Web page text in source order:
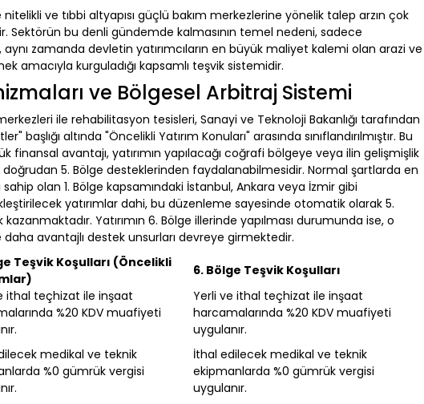
ve tıbbi altyapısı güçlü bakım merkezlerine yönelik talep arzın çok
Sektörün bu denli gündemde kalmasının temel nedeni, sadece
zamanda devletin yatırımcıların en büyük maliyet kalemi olan arazi ve
amacıyla kurguladığı kapsamlı teşvik sistemidir.
ve Bölgesel Arbitraj Sistemi
ile rehabilitasyon tesisleri, Sanayi ve Teknoloji Bakanlığı tarafından
başlığı altında "Öncelikli Yatırım Konuları" arasında sınıflandırılmıştır. Bu
finansal avantajı, yatırımın yapılacağı coğrafi bölgeye veya ilin gelişmişlik
doğrudan 5. Bölge desteklerinden faydalanabilmesidir. Normal şartlarda en
olan 1. Bölge kapsamındaki İstanbul, Ankara veya İzmir gibi
yatırımlar dahi, bu düzenleme sayesinde otomatik olarak 5.
Yatırımın 6. Bölge illerinde yapılması durumunda ise, o
avantajlı destek unsurları devreye girmektedir.
Teşvik Koşulları (Öncelikli
6. Bölge Teşvik Koşulları
ithal teçhizat ile inşaat
%20 KDV muafiyeti
Yerli ve ithal teçhizat ile inşaat
harcamalarında %20 KDV muafiyeti
uygulanır.
medikal ve teknik
%0 gümrük vergisi
İthal edilecek medikal ve teknik
ekipmanlarda %0 gümrük vergisi
uygulanır.